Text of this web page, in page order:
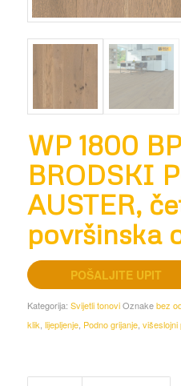
WP 1800
BRODSKI
AUSTER,
površinska
POŠALJITE UPIT
Kategorija: Svijetli tonovi Oznakebez
klik, lijepljenje, Podno grijanje, višeslojni